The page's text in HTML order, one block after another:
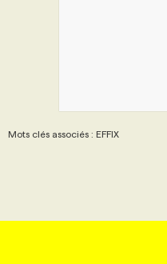
Mots clés associés : EFFIX